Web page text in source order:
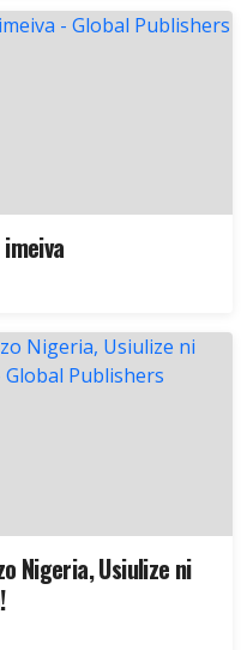
Nigeria, Usiulize ni